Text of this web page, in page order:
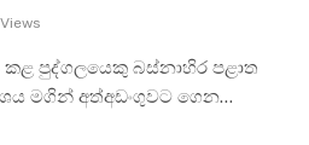
Views
කළ පුද්ගලයෙකු බස්නාහිර පළාත
මගින් අත්අඩංගුවට ගෙන…